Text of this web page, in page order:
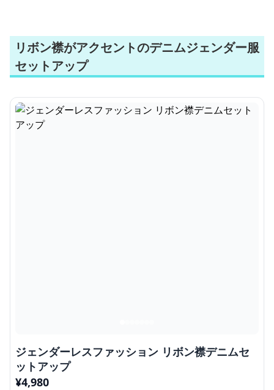
リボン襟がアクセントのデニムジェンダー服
セットアップ
ジェンダーレスファッション リボン襟デニムセ
ットアップ
¥4,980